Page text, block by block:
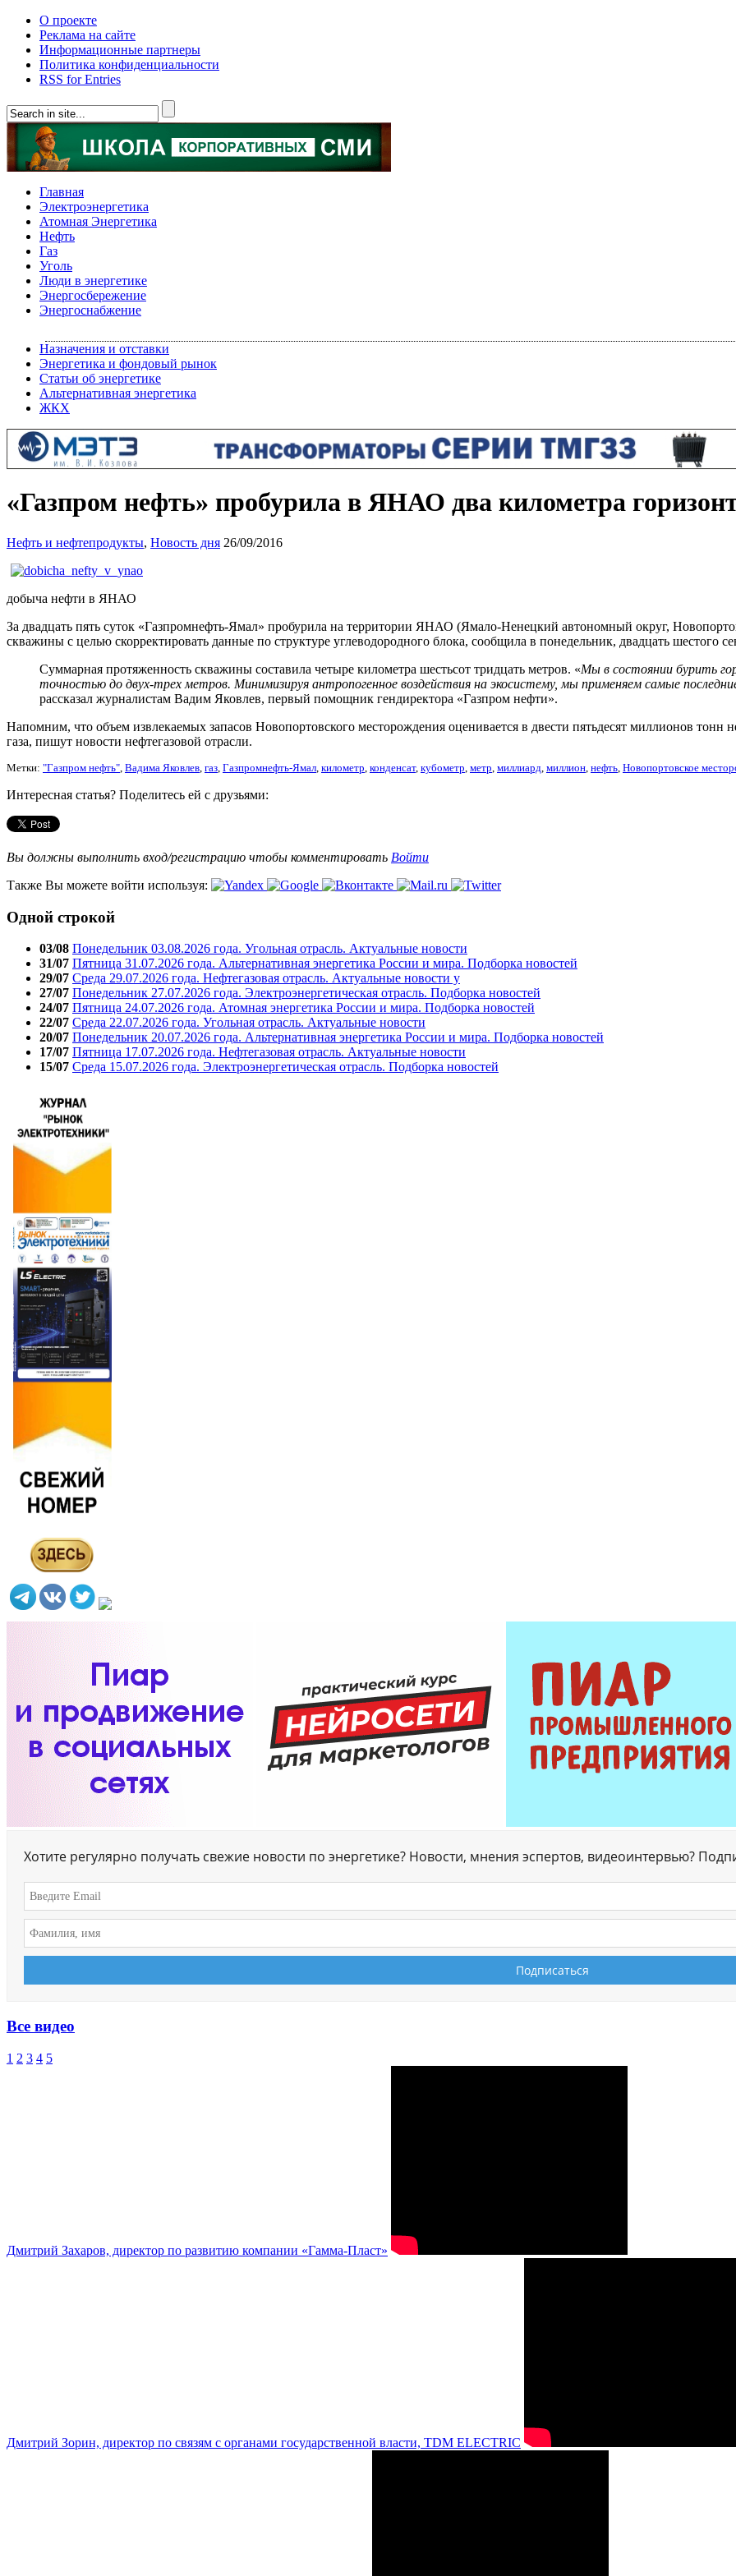
О проекте
Реклама на сайте
Информационные партнеры
Политика конфиденциальности
RSS for Entries
Главная
Электроэнергетика
Атомная Энергетика
Нефть
Газ
Уголь
Люди в энергетике
Энергосбережение
Энергоснабжение
Назначения и отставки
Энергетика и фондовый рынок
Статьи об энергетике
Альтернативная энергетика
ЖКХ
«Газпром нефть» пробурила в ЯНАО два километра
Нефть и нефтепродукты, Новость дня 26/09/2016
добыча нефти в ЯНАО
За двадцать пять суток «Газпромнефть-Ямал» пробурила на территории ЯНАО (Ямало-Ненецкий автономный округ,
скважины с целью скорректировать данные по структуре углеводородного блока, сообщила в понедельник, двадцать шестого
Суммарная протяженность скважины составила четыре километра шестьсот тридцать метров. «Мы в состоянии бурить
точностью до двух-трех метров. Минимизируя антропогенное воздействия на экосистему, мы применяем самые
рассказал журналистам Вадим Яковлев, первый помощник гендиректора «Газпром нефти».
Напомним, что объем извлекаемых запасов Новопортовского месторождения оценивается в двести пятьдесят миллионов тонн
газа, пишут новости нефтегазовой отрасли.
Метки: "Газпром нефть", Вадима Яковлев, газ, Газпромнефть-Ямал, километр, конденсат, кубометр, метр, миллиард, миллион, нефть, Новопортовское
Интересная статья? Поделитесь ей с друзьями:
Вы должны выполнить вход/регистрацию чтобы комментировать Войти
Также Вы можете войти используя:
Одной строкой
03/08 Понедельник 03.08.2026 года. Угольная отрасль. Актуальные новости
31/07 Пятница 31.07.2026 года. Альтернативная энергетика России и мира. Подборка новостей
29/07 Среда 29.07.2026 года. Нефтегазовая отрасль. Актуальные новости у
27/07 Понедельник 27.07.2026 года. Электроэнергетическая отрасль. Подборка новостей
24/07 Пятница 24.07.2026 года. Атомная энергетика России и мира. Подборка новостей
22/07 Среда 22.07.2026 года. Угольная отрасль. Актуальные новости
20/07 Понедельник 20.07.2026 года. Альтернативная энергетика России и мира. Подборка новостей
17/07 Пятница 17.07.2026 года. Нефтегазовая отрасль. Актуальные новости
15/07 Среда 15.07.2026 года. Электроэнергетическая отрасль. Подборка новостей
Хотите регулярно получать свежие новости по энергетике? Новости, мнения эспертов, видеоинтервью?
Все видео
1 2 3 4 5
Дмитрий Захаров, директор по развитию компании «Гамма-Пласт»
Дмитрий Зорин, директор по связям с органами государственной власти, TDM ELECTRIC